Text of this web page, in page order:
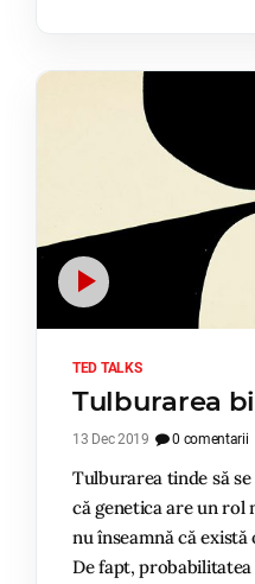
TED TALKS
Tulburarea
13 Dec 2019 0 comentarii
Tulburarea tinde să
că genetica are un rol
nu înseamnă că
De fapt,